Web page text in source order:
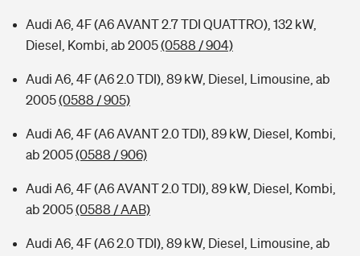
Audi A6, 4F (A6 AVANT 2.7 TDI QUATTRO), 132 kW,
Diesel, Kombi, ab 2005(0588 / 904)
Audi A6, 4F (A6 2.0 TDI), 89 kW, Diesel, Limousine, ab
2005(0588 / 905)
Audi A6, 4F (A6 AVANT 2.0 TDI), 89 kW, Diesel, Kombi,
ab 2005(0588 / 906)
Audi A6, 4F (A6 AVANT 2.0 TDI), 89 kW, Diesel, Kombi,
ab 2005(0588 / AAB)
Audi A6, 4F (A6 2.0 TDI), 89 kW, Diesel, Limousine, ab